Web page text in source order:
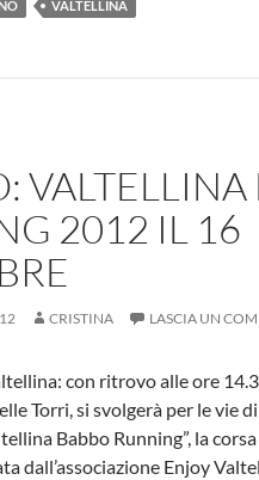
n
g
vi
VALTELLINA
VALTELLINA
2012 IL 16
CRISTINA LASCIA UN
con ritrovo alle ore
Torri, si svolgerà per le vie
Babbo Running”, la
dall’associazione Enjoy